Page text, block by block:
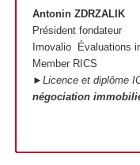
Antonin ZDRZALIK
Président fondateur
Imovalio Évaluations
Member RICS
►Licence et diplôme
négociation